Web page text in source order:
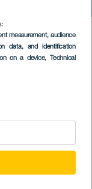
measurement, audience
data, and identification
on a device, Technical